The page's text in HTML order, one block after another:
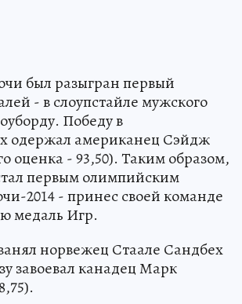
был разыгран первый
- в слоупстайле мужского
Победу в
одержал американец Сэйдж
оценка - 93,50). Таким образом,
первым олимпийским
2014 - принес своей команде
медаль Игр.
норвежец Стаале Сандбех
завоевал канадец Марк